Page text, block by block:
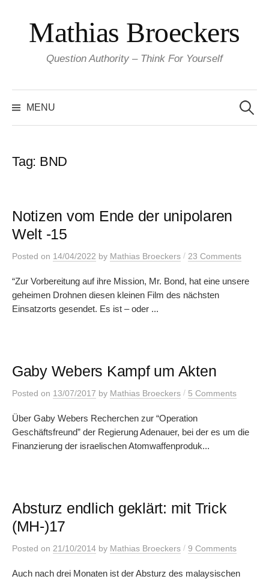
content
Mathias Broeckers
Question Authority – Think For Yourself
MENU
for:
Tag: BND
Notizen vom Ende der unipolaren
Welt -15
Posted on 14/04/2022 by Mathias Broeckers / 23 Comments
“Zur Vorbereitung auf ihre Mission, Mr. Bond, hat eine unsere
geheimen Drohnen diesen kleinen Film des nächsten
Einsatzorts gesendet. Es ist – oder ...
Gaby Webers Kampf um Akten
Posted on 13/07/2017 by Mathias Broeckers / 5 Comments
Über Gaby Webers Recherchen zur “Operation
Geschäftsfreund” der Regierung Adenauer, bei der es um die
Finanzierung der israelischen Atomwaffenproduk...
Absturz endlich geklärt: mit Trick
(MH-)17
Posted on 21/10/2014 by Mathias Broeckers / 9 Comments
Auch nach drei Monaten ist der Absturz des malaysischen